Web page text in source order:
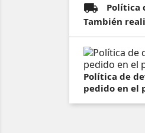
Política
También
Política de
pedido en el